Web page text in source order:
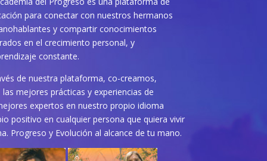
para conectar con nuestros hermanos
y compartir conocimientos
en el crecimiento personal, y
constante.
de nuestra plataforma, co-creamos,
mejores prácticas y experiencias de
expertos en nuestro propio idioma
positivo en cualquier persona que quiera vivir
Progreso y Evolución al alcance de tu mano.